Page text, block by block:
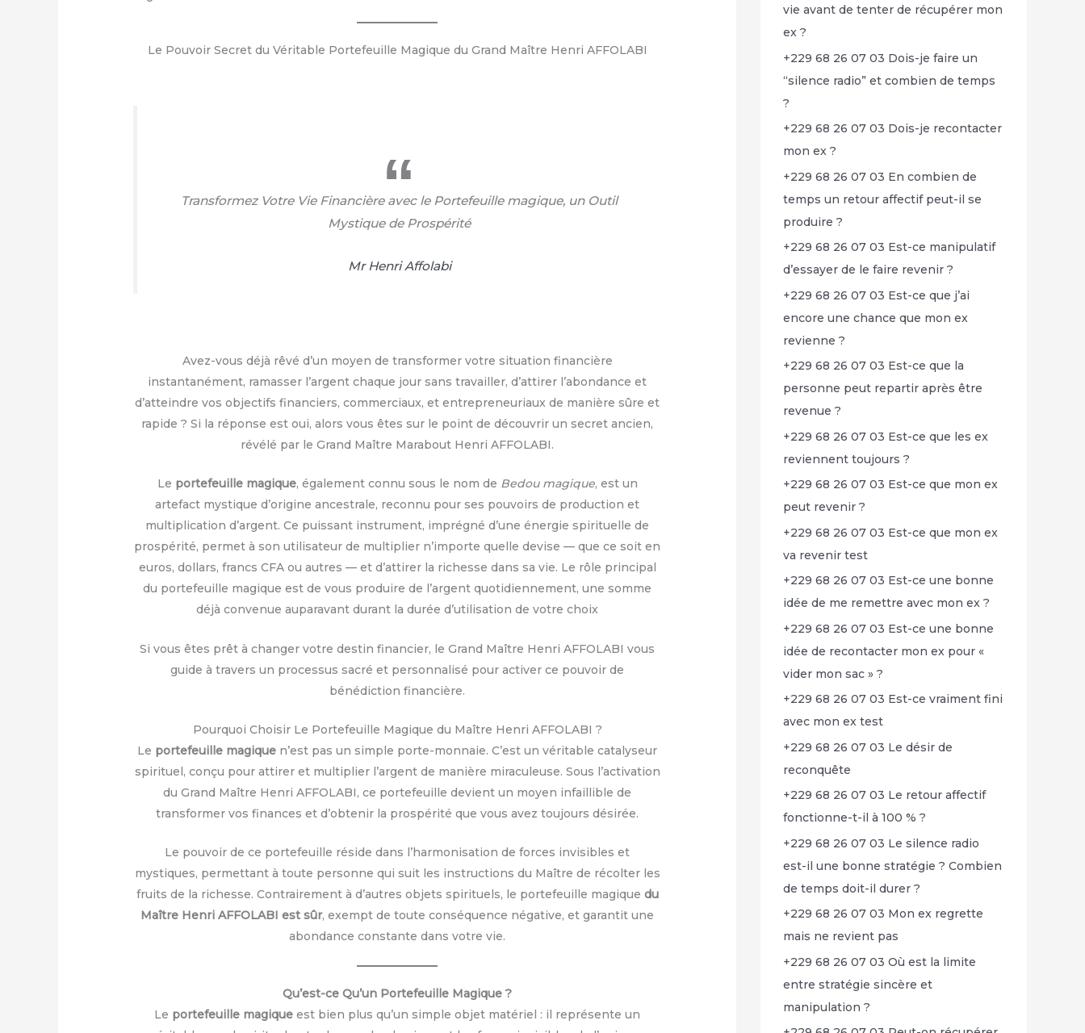
Le Pouvoir Secret du Véritable Portefeuille Magique du Grand Maître Henri AFFOLABI
Transformez Votre Vie Financière avec le Portefeuille magique, un Outil
Mystique de Prospérité
Mr Henri Affolabi
Avez-vous déjà rêvé d’un moyen de transformer votre situation financière
instantanément, ramasser l’argent chaque jour sans travailler, d’attirer l’abondance et
d’atteindre vos objectifs financiers, commerciaux, et entrepreneuriaux de manière sûre et
rapide ? Si la réponse est oui, alors vous êtes sur le point de découvrir un secret ancien,
révélé par le Grand Maître Marabout Henri AFFOLABI.
Le portefeuille magique, également connu sous le nom de Bedou magique, est un
artefact mystique d’origine ancestrale, reconnu pour ses pouvoirs de production et
multiplication d’argent. Ce puissant instrument, imprégné d’une énergie spirituelle de
prospérité, permet à son utilisateur de multiplier n’importe quelle devise — que ce soit en
euros, dollars, francs CFA ou autres — et d’attirer la richesse dans sa vie. Le rôle principal
du portefeuille magique est de vous produire de l’argent quotidiennement, une somme
déjà convenue auparavant durant la durée d’utilisation de votre choix
Si vous êtes prêt à changer votre destin financier, le Grand Maître Henri AFFOLABI vous
guide à travers un processus sacré et personnalisé pour activer ce pouvoir de
bénédiction financière.
Pourquoi Choisir Le Portefeuille Magique du Maître Henri AFFOLABI ?
Le portefeuille magique n’est pas un simple porte-monnaie. C’est un véritable catalyseur
spirituel, conçu pour attirer et multiplier l’argent de manière miraculeuse. Sous l’activation
du Grand Maître Henri AFFOLABI, ce portefeuille devient un moyen infaillible de
transformer vos finances et d’obtenir la prospérité que vous avez toujours désirée.
Le pouvoir de ce portefeuille réside dans l’harmonisation de forces invisibles et
mystiques, permettant à toute personne qui suit les instructions du Maître de récolter les
fruits de la richesse. Contrairement à d’autres objets spirituels, le portefeuille magique du
Maître Henri AFFOLABI est sûr, exempt de toute conséquence négative, et garantit une
abondance constante dans votre vie.
Qu’est-ce Qu’un Portefeuille Magique ?
Le portefeuille magique est bien plus qu’un simple objet matériel : il représente un
vie avant de tenter de récupérer mon
ex ?
+229 68 26 07 03 Dois-je faire un
“silence radio” et combien de temps
?
+229 68 26 07 03 Dois-je recontacter
mon ex ?
+229 68 26 07 03 En combien de
temps un retour affectif peut-il se
produire ?
+229 68 26 07 03 Est-ce manipulatif
d’essayer de le faire revenir ?
+229 68 26 07 03 Est-ce que j’ai
encore une chance que mon ex
revienne ?
+229 68 26 07 03 Est-ce que la
personne peut repartir après être
revenue ?
+229 68 26 07 03 Est-ce que les ex
reviennent toujours ?
+229 68 26 07 03 Est-ce que mon ex
peut revenir ?
+229 68 26 07 03 Est-ce que mon ex
va revenir test
+229 68 26 07 03 Est-ce une bonne
idée de me remettre avec mon ex ?
+229 68 26 07 03 Est-ce une bonne
idée de recontacter mon ex pour «
vider mon sac » ?
+229 68 26 07 03 Est-ce vraiment fini
avec mon ex test
+229 68 26 07 03 Le désir de
reconquête
+229 68 26 07 03 Le retour affectif
fonctionne-t-il à 100 % ?
+229 68 26 07 03 Le silence radio
est-il une bonne stratégie ? Combien
de temps doit-il durer ?
+229 68 26 07 03 Mon ex regrette
mais ne revient pas
+229 68 26 07 03 Où est la limite
entre stratégie sincère et
manipulation ?